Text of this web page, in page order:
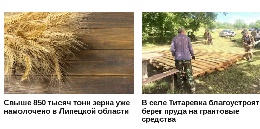
Свыше 850 тысяч тонн зерна уже
намолочено в Липецкой области
В селе Титаревка благоустроят
берег пруда на грантовые
средства